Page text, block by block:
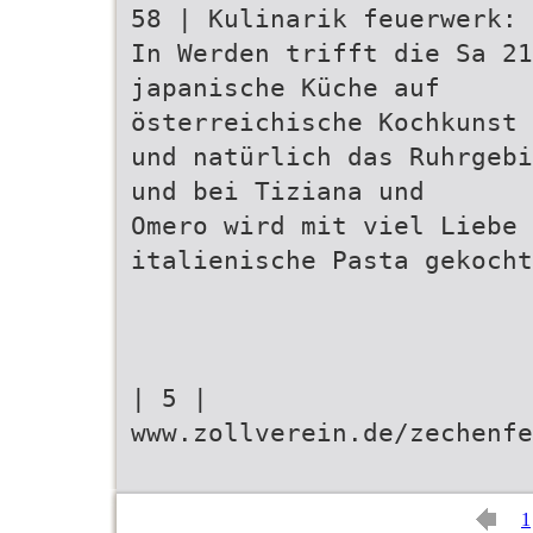
58 | Kulinarik feuerwerk:
In Werden trifft die Sa
japanische Küche auf
österreichische Kochkunst
und natürlich das
und bei Tiziana und
Omero wird mit viel Liebe
italienische Pasta
| 5 |
www.zollverein.de/
1